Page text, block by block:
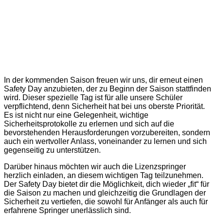
In der kommenden Saison freuen wir uns, dir erneut einen
Safety Day anzubieten, der zu Beginn der Saison stattfinden
wird. Dieser spezielle Tag ist für alle unsere Schüler
verpflichtend, denn Sicherheit hat bei uns oberste Priorität.
Es ist nicht nur eine Gelegenheit, wichtige
Sicherheitsprotokolle zu erlernen und sich auf die
bevorstehenden Herausforderungen vorzubereiten, sondern
auch ein wertvoller Anlass, voneinander zu lernen und sich
gegenseitig zu unterstützen.
Darüber hinaus möchten wir auch die Lizenzspringer
herzlich einladen, an diesem wichtigen Tag teilzunehmen.
Der Safety Day bietet dir die Möglichkeit, dich wieder „fit“ für
die Saison zu machen und gleichzeitig die Grundlagen der
Sicherheit zu vertiefen, die sowohl für Anfänger als auch für
erfahrene Springer unerlässlich sind.